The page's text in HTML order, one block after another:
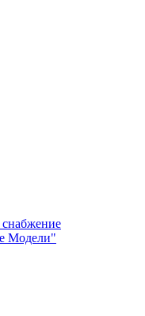
Модели"